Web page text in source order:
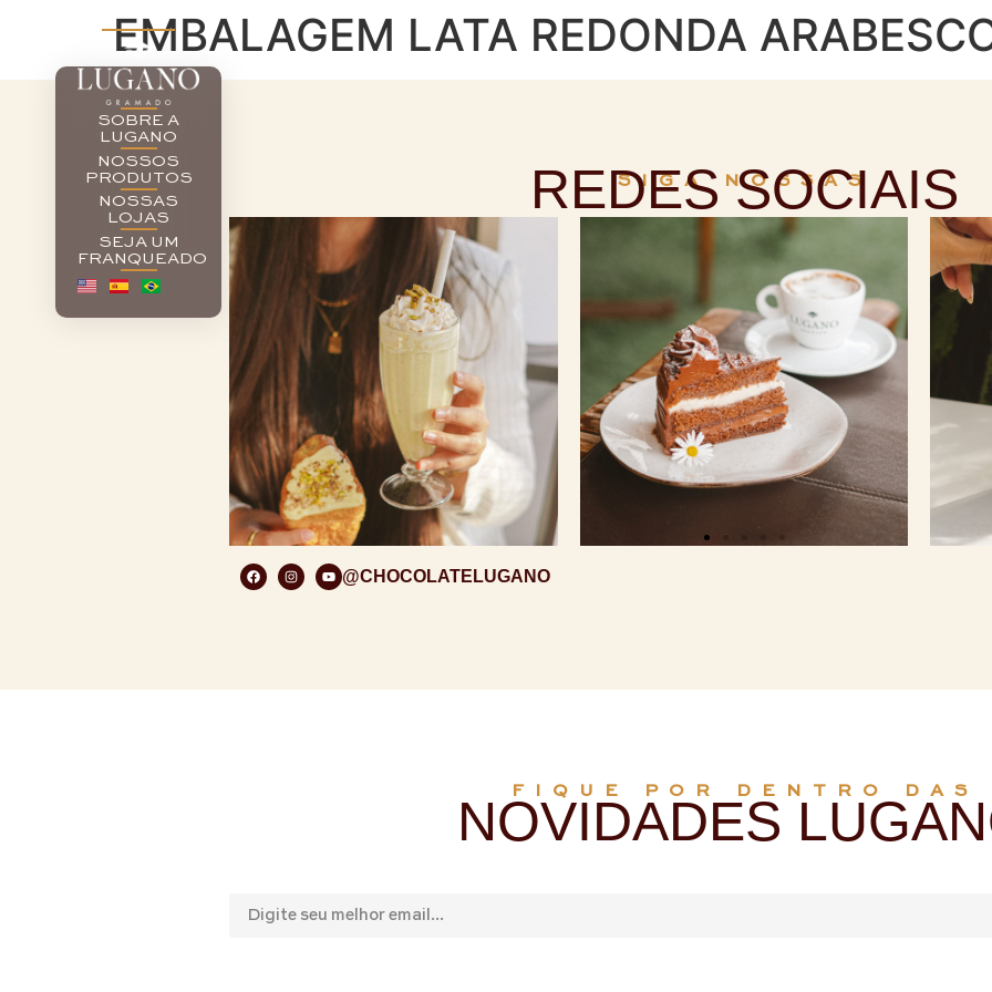
SOBRE A
LUGANO
NOSSOS
PRODUTOS
NOSSAS
LOJAS
SEJA UM
FRANQUEADO
EMBALAGEM LATA REDONDA
SIGA NOSSAS
REDES SOCIAIS
@CHOCOLATELUGANO
FIQUE POR DENTRO DAS
NOVIDADES